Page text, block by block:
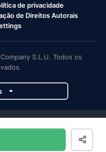
de privacidade
de Direitos Autorais
S.L.U. Todos os